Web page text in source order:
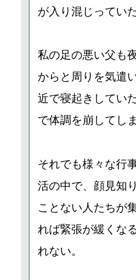
が入り混じっていた
私の足の悪い父も
からと周りを気遣
近で寝起きしてい
で体調を崩してし
それでも様々な行
活の中で、顔見知
ことない人たちが
れば緊張が緩くな
れない。